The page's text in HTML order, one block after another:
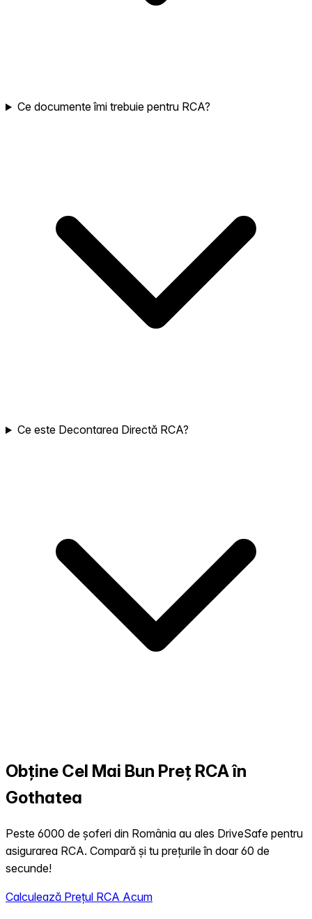
Ce documente îmi trebuie pentru RCA?
Ce este Decontarea Directă RCA?
Obține Cel Mai Bun Preț RCA în
Gothatea
Peste 6000 de șoferi din România au ales DriveSafe pentru
asigurarea RCA. Compară și tu prețurile în doar 60 de
secunde!
Calculează Prețul RCA Acum